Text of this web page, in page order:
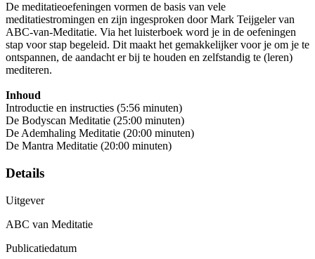
De meditatieoefeningen vormen de basis van vele
meditatiestromingen en zijn ingesproken door Mark Teijgeler van
ABC-van-Meditatie. Via het luisterboek word je in de oefeningen
stap voor stap begeleid. Dit maakt het gemakkelijker voor je om je te
ontspannen, de aandacht er bij te houden en zelfstandig te (leren)
mediteren.
Inhoud
Introductie en instructies (5:56 minuten)
De Bodyscan Meditatie (25:00 minuten)
De Ademhaling Meditatie (20:00 minuten)
De Mantra Meditatie (20:00 minuten)
Details
Uitgever
ABC van Meditatie
Publicatiedatum